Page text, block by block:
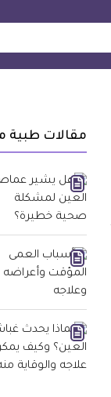
مقالات طبية